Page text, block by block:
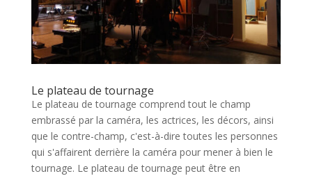
Le plateau de tournage
Le plateau de tournage comprend tout le champ
embrassé par la caméra, les actrices, les décors, ainsi
que le contre-champ, c'est-à-dire toutes les personnes
qui s'affairent derrière la caméra pour mener à bien le
tournage. Le plateau de tournage peut être en